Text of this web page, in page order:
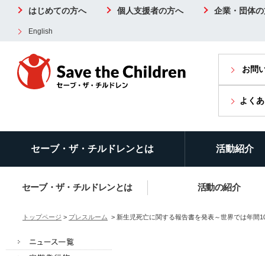
はじめての方へ 個人支援者の方へ 企業・団体
English
お問
よく
セーブ・ザ・チルドレンとは 活動紹介
セーブ・ザ・チルドレンとは 活動の紹介
トップページ > プレスルーム > 新生児死亡に関する報告書を発表～世界では年間